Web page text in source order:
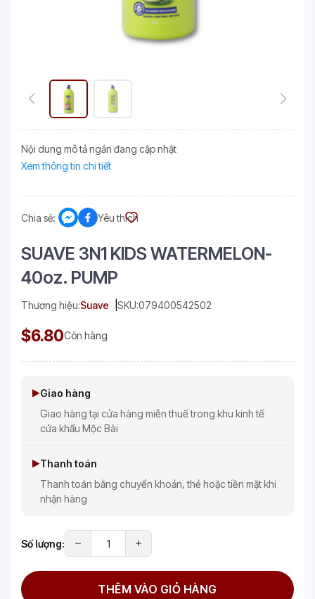
Nội dung mô tả ngắn đang cập nhật
Xem thông tin chi tiết
Chia sẻ: Yêu thích
SUAVE 3N1 KIDS WATERMELON-
40oz. PUMP
Thương hiệu:Suave SKU:079400542502
$6.80Còn hàng
Giao hàng
Giao hàng tại cửa hàng miễn thuế trong khu kinh tế
cửa khẩu Mộc Bài
Thanh toán
Thanh toán bằng chuyển khoản, thẻ hoặc tiền mặt khi
nhận hàng
Số lượng:
THÊM VÀO GIỎ HÀNG